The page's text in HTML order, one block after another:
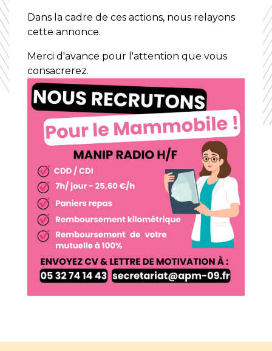
Dans la cadre de ces actions, nous relayons
cette annonce.
Merci d'avance pour l'attention que vous
consacrerez.